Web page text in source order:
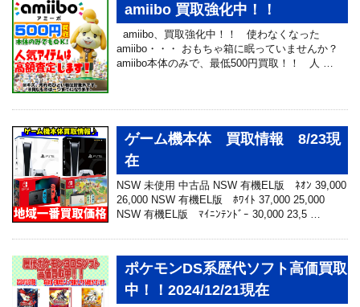
amiibo 買取強化中！！
amiibo、買取強化中！！ 使わなくなった
amiibo・・・ おもちゃ箱に眠っていませんか？
amiibo本体のみで、最低500円買取！！ 人 …
ゲーム機本体 買取情報 8/23現
在
NSW 未使用 中古品 NSW 有機EL版 ﾈｵﾝ 39,000
26,000 NSW 有機EL版 ﾎﾜｲﾄ 37,000 25,000
NSW 有機EL版 ﾏｲﾆﾝﾃﾝﾄﾞｰ 30,000 23,5 …
ポケモンDS系歴代ソフト高価買取
中！！2024/12/21現在